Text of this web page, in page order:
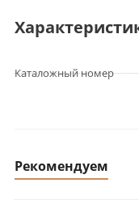
Каталожный номер
Рекомендуем